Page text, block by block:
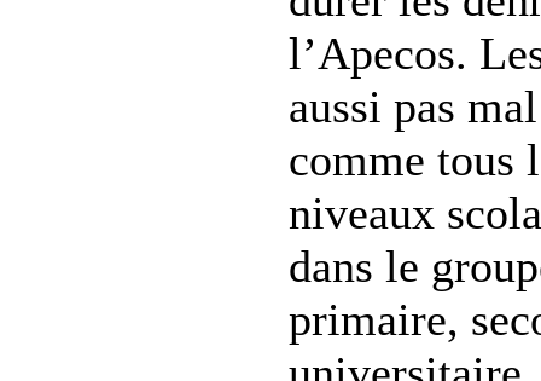
l’Apecos.
aussi pas
comme tous
niveaux
dans le
primaire,